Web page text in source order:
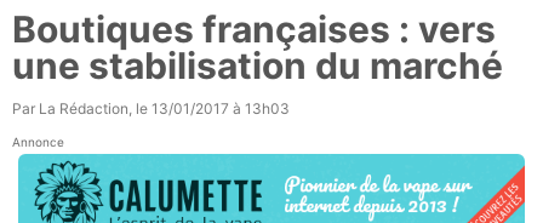
Boutiques françaises : vers
une stabilisation du marché
Par La Rédaction, le 13/01/2017 à 13h03
Annonce